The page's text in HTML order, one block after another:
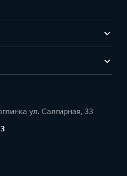
ул. Салгирная, 33